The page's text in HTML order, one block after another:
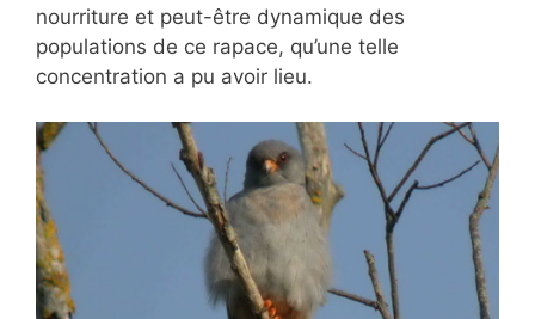
nourriture et peut-être dynamique des
populations de ce rapace, qu’une telle
concentration a pu avoir lieu.